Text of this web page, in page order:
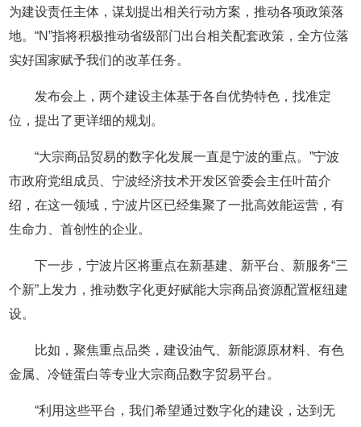
为建设责任主体，谋划提出相关行动方案，推动各项政策落
地。“N”指将积极推动省级部门出台相关配套政策，全方位落
实好国家赋予我们的改革任务。
发布会上，两个建设主体基于各自优势特色，找准定
位，提出了更详细的规划。
“大宗商品贸易的数字化发展一直是宁波的重点。”宁波
市政府党组成员、宁波经济技术开发区管委会主任叶苗介
绍，在这一领域，宁波片区已经集聚了一批高效能运营，有
生命力、首创性的企业。
下一步，宁波片区将重点在新基建、新平台、新服务“三
个新”上发力，推动数字化更好赋能大宗商品资源配置枢纽建
设。
比如，聚焦重点品类，建设油气、新能源原材料、有色
金属、冷链蛋白等专业大宗商品数字贸易平台。
“利用这些平台，我们希望通过数字化的建设，达到无